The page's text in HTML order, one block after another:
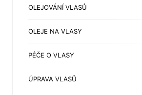
OLEJOVÁNÍ VLASŮ
OLEJE NA VLASY
PÉČE O VLASY
ÚPRAVA VLASŮ